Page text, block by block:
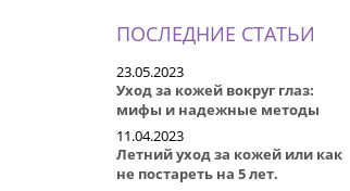
ПОСЛЕДНИЕ СТАТЬИ
23.05.2023
Уход за кожей вокруг глаз:
мифы и надежные методы
11.04.2023
Летний уход за кожей или как
не постареть на 5 лет.